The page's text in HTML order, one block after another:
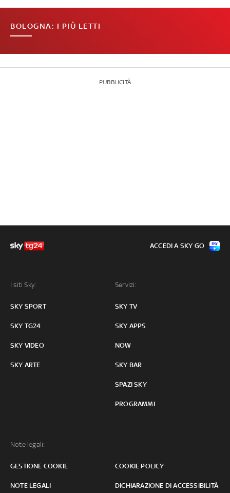
BOLOGNA: I PIÙ LETTI
PUBBLICITÀ
I siti Sky:
SKY SPORT
SKY TG24
SKY VIDEO
SKY ARTE
Servizi:
SKY TV
SKY APPS
NOW
SKY BAR
SPAZI SKY
PROGRAMMI
Note legali:
GESTIONE COOKIE COOKIE POLICY
NOTE LEGALI DICHIARAZIONE DI ACCESSIBILITÀ
ACCEDI A SKY GO